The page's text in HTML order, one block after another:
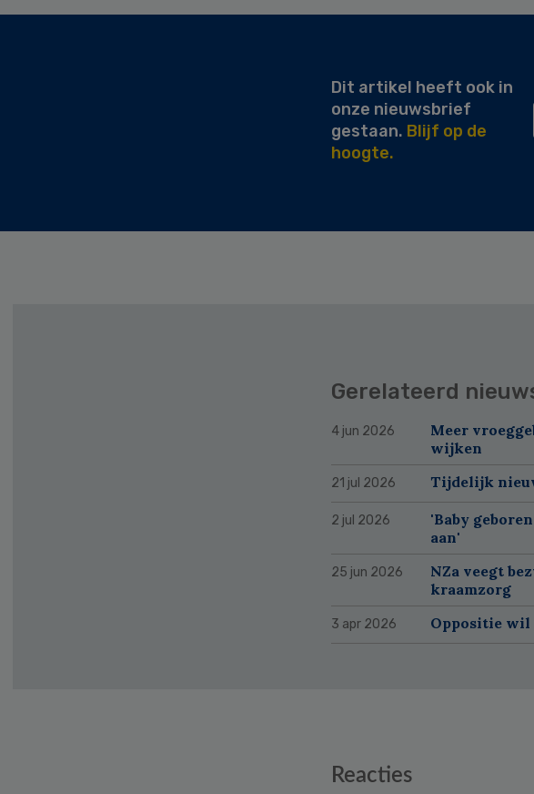
Dit artikel heeft ook in
onze nieuwsbrief
gestaan. Blijf op de
hoogte.
Gerelateerd
4 jun 2026
Meer
wijken
21 jul 2026 Tijdelijk
2 jul 2026
'Baby
aan'
25 jun 2026
NZa veegt
kraamzorg
3 apr 2026 Oppositie wil
Reacties